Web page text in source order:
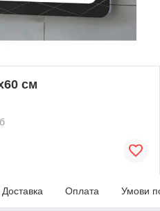
см
Доставка Оплата Умови